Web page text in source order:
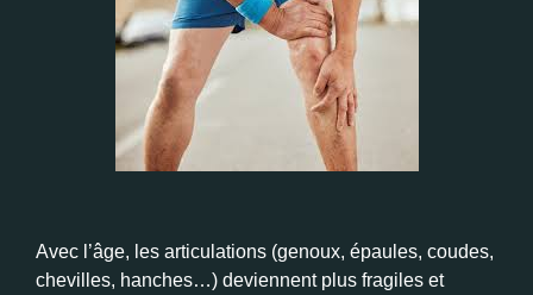
Avec l’âge, les articulations (genoux, épaules, coudes,
chevilles, hanches…) deviennent plus fragiles et